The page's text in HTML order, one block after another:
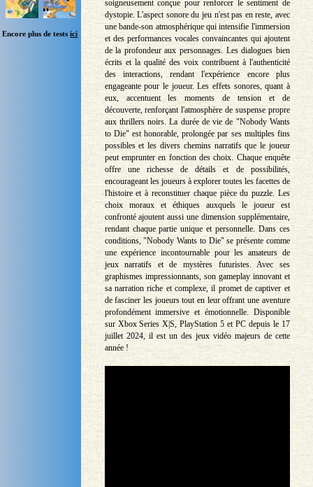
Encore plus de testsici
soigneusement conçue pour renforcer le sentiment de
dystopie. L'aspect sonore du jeu n'est pas en reste, avec
une bande-son atmosphérique qui intensifie l'immersion
et des performances vocales convaincantes qui ajoutent
de la profondeur aux personnages. Les dialogues bien
écrits et la qualité des voix contribuent à l'authenticité
des interactions, rendant l'expérience encore plus
engageante pour le joueur. Les effets sonores, quant à
eux, accentuent les moments de tension et de
découverte, renforçant l'atmosphère de suspense propre
aux thrillers noirs. La durée de vie de "Nobody Wants
to Die" est honorable, prolongée par ses multiples fins
possibles et les divers chemins narratifs que le joueur
peut emprunter en fonction des choix. Chaque enquête
offre une richesse de détails et de possibilités,
encourageant les joueurs à explorer toutes les facettes de
l'histoire et à reconstituer chaque pièce du puzzle. Les
choix moraux et éthiques auxquels le joueur est
confronté ajoutent aussi une dimension supplémentaire,
rendant chaque partie unique et personnelle. Dans ces
conditions, "Nobody Wants to Die" se présente comme
une expérience incontournable pour les amateurs de
jeux narratifs et de mystères futuristes. Avec ses
graphismes impressionnants, son gameplay innovant et
sa narration riche et complexe, il promet de captiver et
de fasciner les joueurs tout en leur offrant une aventure
profondément immersive et émotionnelle. Disponible
sur Xbox Series X|S, PlayStation 5 et PC depuis le 17
juillet 2024, il est un des jeux vidéo majeurs de cette
année !